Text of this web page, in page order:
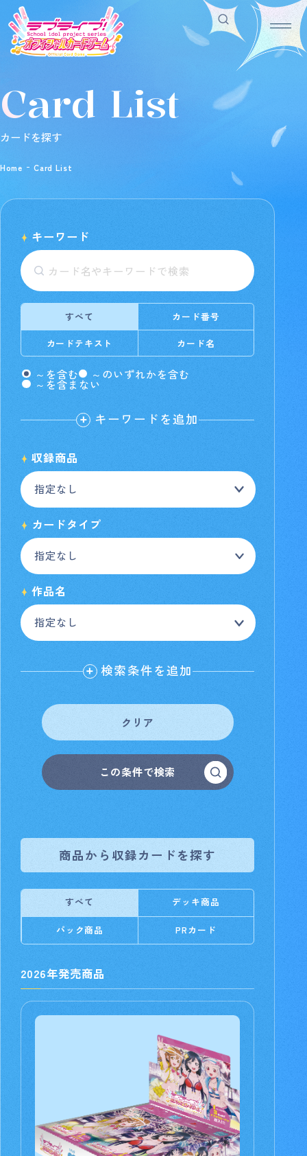
Home
ホーム
For Beginners
はじめての方へ
Rule/Q&A
ルール/Q&A
News
スケジュール
イベント お店を探す
カードを探す
Official
Card List
カードを探す
Home Card List
キーワード
すべて カード番号
カードテキスト カード名
～を含む ～のいずれかを含む
～を含まない
キーワードを追加
収録商品
カードタイプ
作品名
検索条件を追加
クリア
この条件で検索
商品から収録カードを探す
すべて デッキ商品
パック商品 PRカード
2026年発売商品